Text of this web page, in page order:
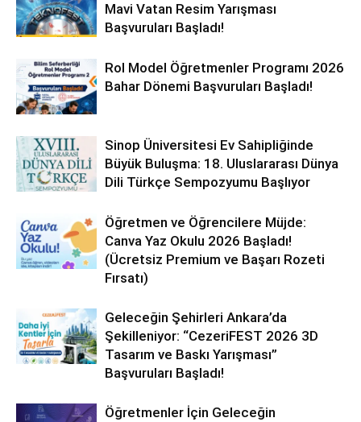
Mavi Vatan Resim Yarışması
Başvuruları Başladı!
Rol Model Öğretmenler Programı 2026
Bahar Dönemi Başvuruları Başladı!
Sinop Üniversitesi Ev Sahipliğinde
Büyük Buluşma: 18. Uluslararası Dünya
Dili Türkçe Sempozyumu Başlıyor
Öğretmen ve Öğrencilere Müjde:
Canva Yaz Okulu 2026 Başladı!
(Ücretsiz Premium ve Başarı Rozeti
Fırsatı)
Geleceğin Şehirleri Ankara’da
Şekilleniyor: “CezeriFEST 2026 3D
Tasarım ve Baskı Yarışması”
Başvuruları Başladı!
Öğretmenler İçin Geleceğin